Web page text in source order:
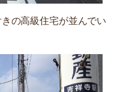
の高級住宅が並んでい